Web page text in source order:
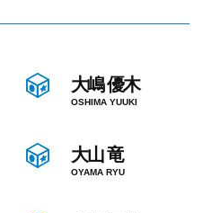
大嶋 優木
OSHIMA YUUKI
大山 竜
OYAMA RYU